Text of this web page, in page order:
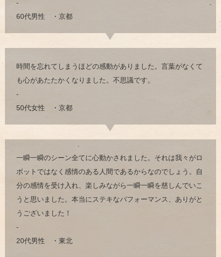
-
60代男性 ・京都
時間を忘れてしまうほどの感動がありました。言葉がなくて
も心があたたかくなりました。不思議です。
-
50代女性 ・京都
一瞬一瞬のシーン全てに心動かされました。それは我々がロ
ボットではなく感情のある人間であるからなのでしょう。自
分の感情を受け入れ、楽しみながら一瞬一瞬を慈しんでいこ
うと思いました。本当にステキなパフォーマンス、ありがと
うございました！
-
20代男性 ・東北